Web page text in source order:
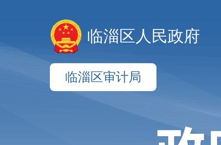
临淄区人民政府
临淄区审计局